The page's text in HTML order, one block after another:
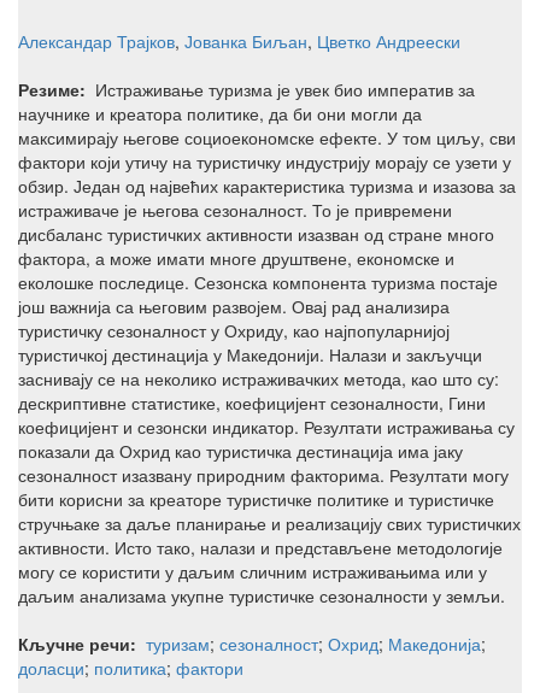
Александар Трајков, Јованка Биљан, Цветко Андреески
Резиме: Истраживање туризма је увек био императив за
научнике и креатора политике, да би они могли да
максимирају његове социоекономске ефекте. У том циљу, сви
фактори који утичу на туристичку индустрију морају се узети у
обзир. Један од највећих карактеристика туризма и изазова за
истраживаче је његова сезоналност. То је привремени
дисбаланс туристичких активности изазван од стране много
фактора, а може имати многе друштвене, економске и
еколошке последице. Сезонска компонента туризма постаје
још важнија са његовим развојем. Овај рад анализира
туристичку сезоналност у Охриду, као најпопуларнијој
туристичкој дестинација у Македонији. Налази и закључци
заснивају се на неколико истраживачких метода, као што су:
дескриптивне статистике, коефицијент сезоналности, Гини
коефицијент и сезонски индикатор. Резултати истраживања су
показали да Охрид као туристичка дестинација има јаку
сезоналност изазвану природним факторима. Резултати могу
бити корисни за креаторе туристичке политике и туристичке
стручњаке за даље планирање и реализацију свих туристичких
активности. Исто тако, налази и представљене методологије
могу се користити у даљим сличним истраживањима или у
даљим анализама укупне туристичке сезоналности у земљи.
Кључне речи: туризам; сезоналност; Охрид; Македонија;
доласци; политика; фактори